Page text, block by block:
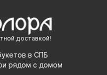
доставкой!
в СПБ
рядом с домом